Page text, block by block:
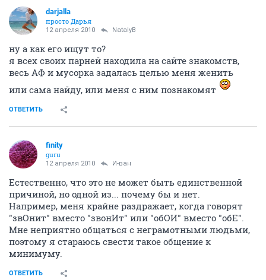
darjalla
просто Дарья
12 апреля 2010 NatalyB
ну а как его ищут то?
я всех своих парней находила на сайте знакомств,
весь АФ и мусорка задалась целью меня женить
или сама найду, или меня с ним познакомят
ОТВЕТИТЬ
finity
guru
12 апреля 2010 И-ван
Естественно, что это не может быть единственной
причиной, но одной из... почему бы и нет.
Например, меня крайне раздражает, когда говорят
"звОнит" вместо "звонИт" или "обОИ" вместо "обЕ".
Мне неприятно общаться с неграмотными людьми,
поэтому я стараюсь свести такое общение к
минимуму.
ОТВЕТИТЬ